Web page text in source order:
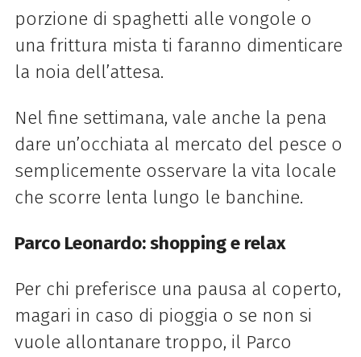
porzione di spaghetti alle vongole o
una frittura mista ti faranno dimenticare
la noia dell’attesa.
Nel fine settimana, vale anche la pena
dare un’occhiata al mercato del pesce o
semplicemente osservare la vita locale
che scorre lenta lungo le banchine.
Parco Leonardo: shopping e relax
Per chi preferisce una pausa al coperto,
magari in caso di pioggia o se non si
vuole allontanare troppo, il Parco